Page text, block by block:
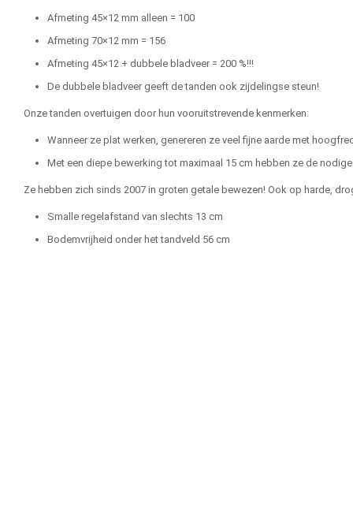
Afmeting 45×12 mm alleen = 100
Afmeting 70×12 mm = 156
Afmeting 45×12 + dubbele bladveer = 200 %!!!
De dubbele bladveer geeft de tanden ook zijdelingse steun!
Onze tanden overtuigen door hun vooruitstrevende kenmerken:
Wanneer ze plat werken, genereren ze veel fijne aarde met
Met een diepe bewerking tot maximaal 15 cm hebben ze de
Ze hebben zich sinds 2007 in groten getale bewezen! Ook op harde,
Smalle regelafstand van slechts 13 cm
Bodemvrijheid onder het tandveld 56 cm